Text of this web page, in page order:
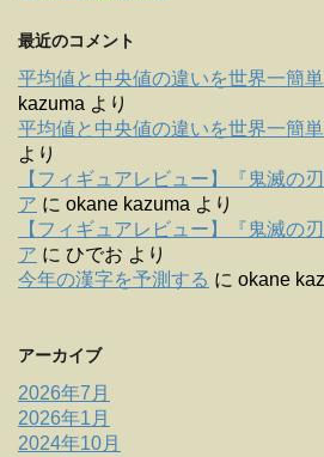
最近のコメント
平均値と中央値の違いを世界一簡
kazuma より
平均値と中央値の違いを世界一簡
より
【フィギュアレビュー】『鬼滅の
ア に okane kazuma より
【フィギュアレビュー】『鬼滅の
ア に ひでお より
今年の漢字を予測する に okane
アーカイブ
2026年7月
2026年1月
2024年10月